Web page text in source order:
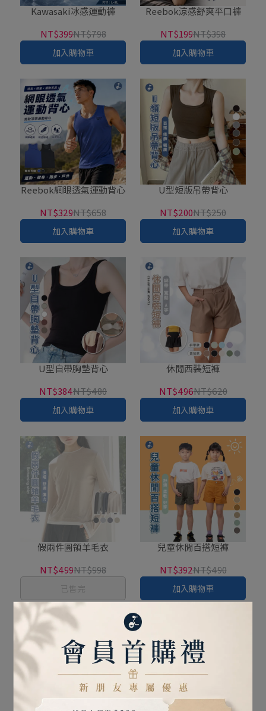
Kawasaki冰感運動褲
NT$399NT$798
加入購物車
Reebok涼感舒爽平口褲
NT$199NT$398
加入購物車
Reebok網眼透氣運動背心
NT$329NT$658
加入購物車
U型短版吊帶背心
NT$200NT$250
加入購物車
U型自帶胸墊背心
NT$384NT$480
加入購物車
休閒西裝短褲
NT$496NT$620
加入購物車
假兩件圓領羊毛衣
NT$499NT$998
已售完
兒童休閒百搭短褲
NT$392NT$490
加入購物車